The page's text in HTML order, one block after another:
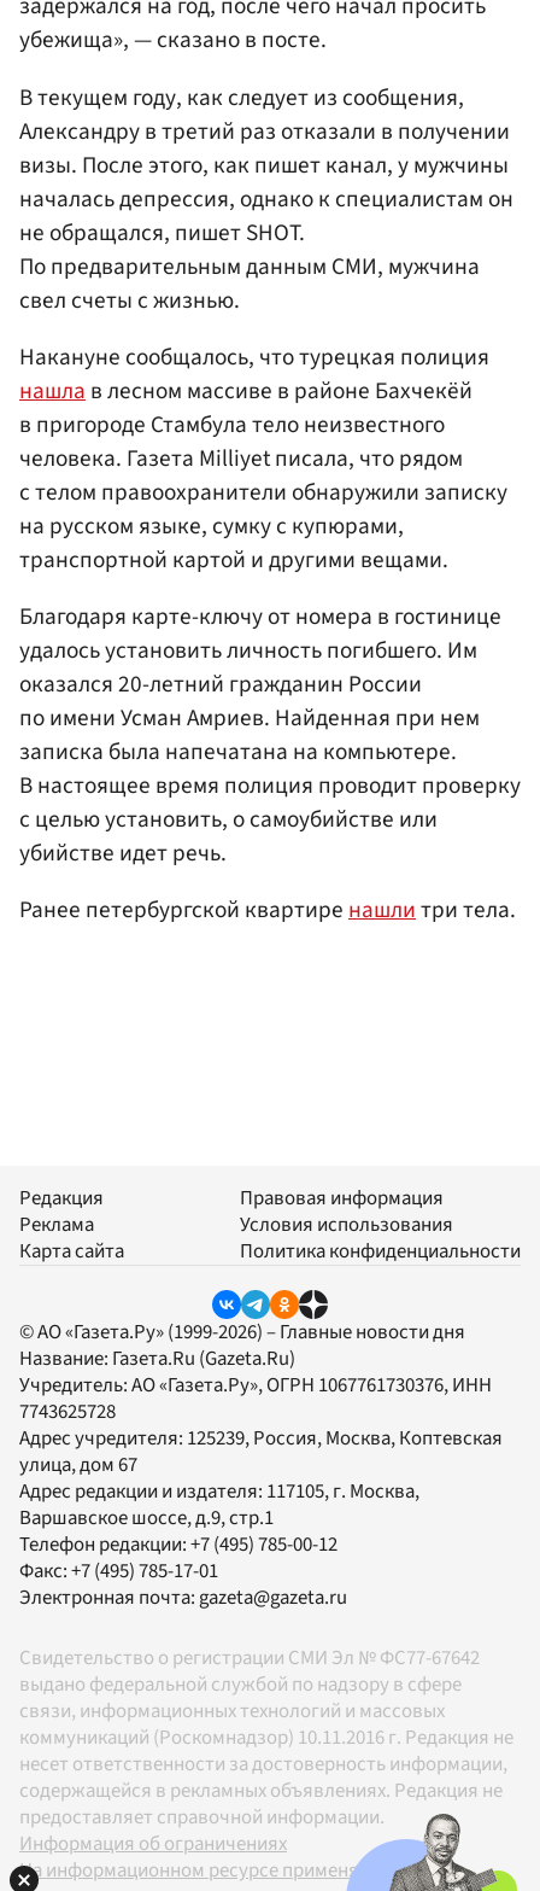
убежища», — сказано в посте.
В текущем году, как следует из сообщения,
Александру в третий раз отказали в получении
визы. После этого, как пишет канал, у мужчины
началась депрессия, однако к специалистам он
не обращался, пишет SHOT.
По предварительным данным СМИ, мужчина
свел счеты с жизнью.
Накануне сообщалось, что турецкая полиция
нашлав лесном массиве в районе Бахчекёй
в пригороде Стамбула тело неизвестного
человека. Газета Milliyet писала, что рядом
с телом правоохранители обнаружили записку
на русском языке, сумку с купюрами,
транспортной картой и другими вещами.
Благодаря карте-ключу от номера в гостинице
удалось установить личность погибшего. Им
оказался 20-летний гражданин России
по имени Усман Амриев. Найденная при нем
записка была напечатана на компьютере.
В настоящее время полиция проводит проверку
с целью установить, о самоубийстве или
убийстве идет речь.
Ранее петербургской квартиренашлитри тела.
Редакция
Реклама
Карта сайта
Правовая информация
Условия использования
Политика конфиденциальности
© АО «Газета.Ру» (1999-2026) – Главные новости дня
Название: Газета.Ru (Gazeta.Ru)
Учредитель:АО «Газета.Ру», ОГРН 1067761730376, ИНН
7743625728
Адрес учредителя: 125239, Россия, Москва, Коптевская
улица, дом 67
Адрес редакции и издателя: 117105, г. Москва,
Варшавское шоссе, д.9, стр.1
Телефон редакции:+7 (495) 785-00-12
Факс:+7 (495) 785-17-01
Электронная почта: gazeta@gazeta.ru
Свидетельство о регистрации СМИ Эл № ФС77-67642
выдано федеральной службой по надзору в сфере
связи, информационных технологий и массовых
коммуникаций (Роскомнадзор) 10.11.2016 г. Редакция не
несет ответственности за достоверность информации,
содержащейся в рекламных объявлениях. Редакция не
предоставляет справочной информации.
Информация об ограничениях
На информационном ресурсе применяются